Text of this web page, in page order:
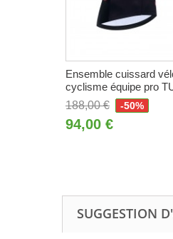
Ensemble cuissard
cyclisme équipe pro
188,00 €
-50%
94,00 €
SUGGESTION